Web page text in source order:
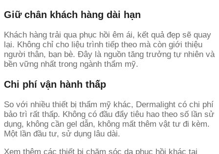
Giữ chân khách hàng dài hạn
Khách hàng trải qua phục hồi êm ái, kết quả đẹp sẽ quay
lại. Không chỉ cho liệu trình tiếp theo mà còn giới thiệu
người thân, bạn bè. Đây là nguồn tăng trưởng tự nhiên và
bền vững nhất trong ngành thẩm mỹ.
Chi phí vận hành thấp
So với nhiều thiết bị thẩm mỹ khác, Dermalight có chi phí
bảo trì rất thấp. Không có đầu đẩy tiêu hao theo số lần sử
dụng, không cần gel dẫn, không mất thêm vật tư đi kèm.
Một lần đầu tư, sử dụng lâu dài.
Xem thêm các thiết bị chăm sóc da phục hồi khác tại